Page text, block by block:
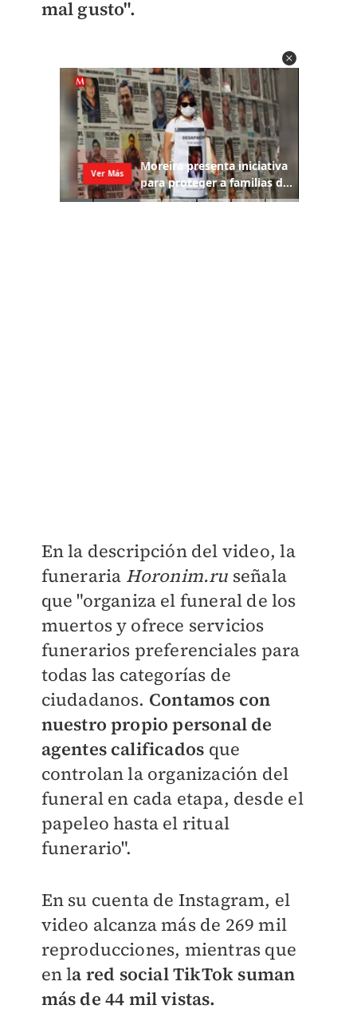
mal gusto".
En la descripción del video, la
funeraria Horonim.ru señala
que "organiza el funeral de los
muertos y ofrece servicios
funerarios preferenciales para
todas las categorías de
ciudadanos. Contamos con
nuestro propio personal de
agentes calificados que
controlan la organización del
funeral en cada etapa, desde el
papeleo hasta el ritual
funerario".
En su cuenta de Instagram, el
video alcanza más de 269 mil
reproducciones, mientras que
en la red social TikTok suman
más de 44 mil vistas.